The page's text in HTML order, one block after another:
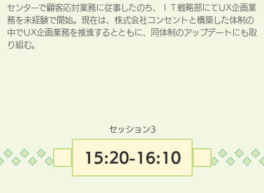
センターで顧客応対業務に従事したのち、ＩＴ戦略部にてUX企画業
務を未経験で開始。現在は、株式会社コンセントと構築した体制の
中でUX企画業務を推進するとともに、同体制のアップデートにも取
り組む。
セッション3
15:20-16:10